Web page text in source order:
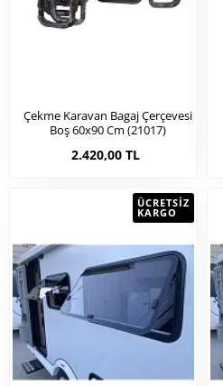
Çekme Karavan Bagaj Çerçevesi
Boş 60x90 Cm (21017)
2.420,00 TL
ÜCRETSIZ
KARGO